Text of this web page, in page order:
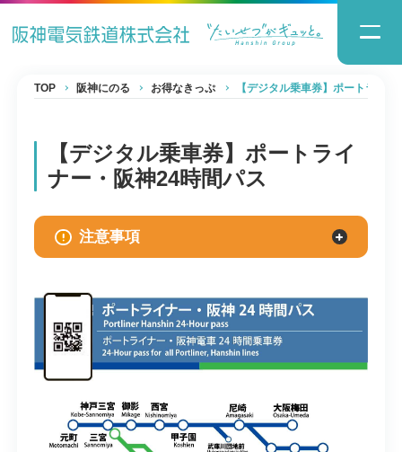
TOP 阪神にのる お得なきっぷ 【デジタル乗車券】ポートライ
【デジタル乗車券】ポートライ
ナー・阪神24時間パス
注意事項